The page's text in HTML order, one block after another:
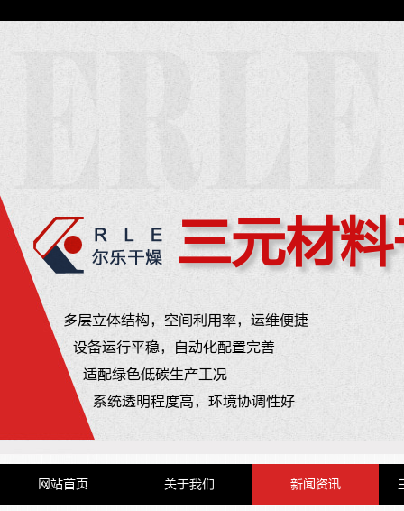
三元材
多层立体结构，空间利用率，运维便捷
设备运行平稳，自动化配置完善
适配绿色低碳生产工况
系统透明程度高，环境协调性好
网站首页 关于我们 新闻资讯